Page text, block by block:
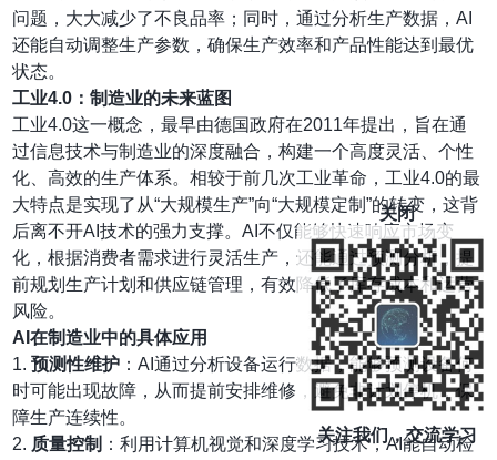
问题，大大减少了不良品率；同时，通过分析生产数据，AI
还能自动调整生产参数，确保生产效率和产品性能达到最优
状态。
工业4.0：制造业的未来蓝图
工业4.0这一概念，最早由德国政府在2011年提出，旨在通
过信息技术与制造业的深度融合，构建一个高度灵活、个性
化、高效的生产体系。相较于前几次工业革命，工业4.0的最
大特点是实现了从“大规模生产”向“大规模定制”的转变，这背
后离不开AI技术的强力支撑。AI不仅能够快速响应市场变
化，根据消费者需求进行灵活生产，还能通过预测分析，提
前规划生产计划和供应链管理，有效降低了库存成本和运营
风险。
AI在制造业中的具体应用
1.预测性维护 ：AI通过分析设备运行数据，能够预测设备何
时可能出现故障，从而提前安排维修，避免非计划停机，保
障生产连续性。
2. 质量控制 ：利用计算机视觉和深度学习技术，AI能自动检
关闭
关注我们，交流学习